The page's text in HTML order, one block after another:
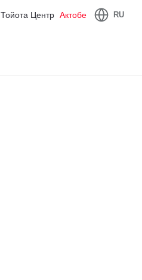
Тойота Центр Актобе RU